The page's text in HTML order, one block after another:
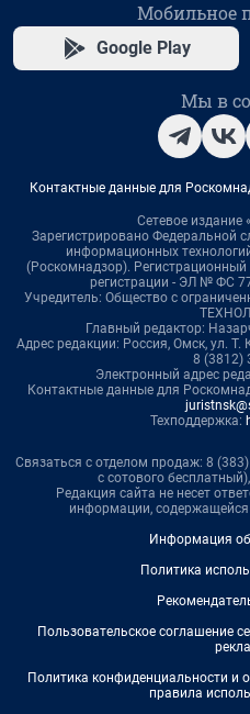
Мобильное
Google Play
Мы в
Контактные данные для
Сетевое издание
Зарегистрировано Федеральной
информационных
(Роскомнадзор).
регистрации - ЭЛ № ФС
Учредитель: Общество с
Главный редактор:
Адрес редакции: Россия, Омск, ул.
8 (3812)
Электронный адрес
Контактные данные для
Техподдержка:
Связаться с отделом продаж: 8
с сотового бесплатный),
Редакция сайта не несет
информации,
Информация
Политика
Пользовательское соглашение
Политика конфиденциальности и
правила